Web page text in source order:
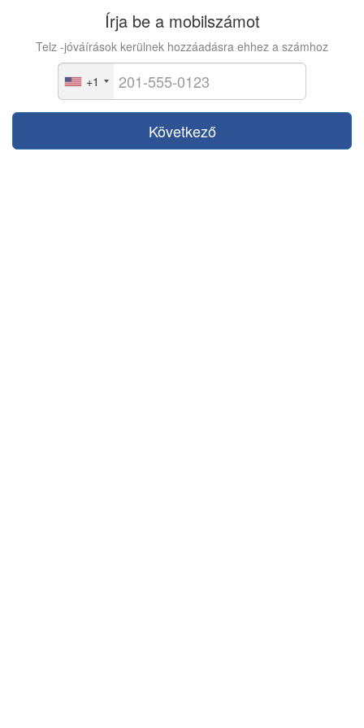
Írja be a mobilszámot
Telz -jóváírások kerülnek hozzáadásra ehhez a számhoz
+1
Következő